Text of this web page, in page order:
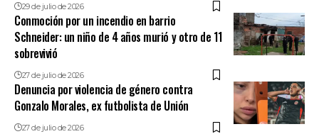
29 de julio de 2026
Conmoción por un incendio en barrio
Schneider: un niño de 4 años murió y otro de 11
sobrevivió
27 de julio de 2026
Denuncia por violencia de género contra
Gonzalo Morales, ex futbolista de Unión
27 de julio de 2026